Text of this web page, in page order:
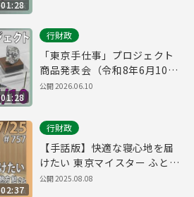
01:28
01:28
行財政
「東京手仕事」プロジェクト
商品発表会（令和8年6月10日
東京デイリーニュース
公開2026.06.10
02:37
行財政
【手話版】快適な寝心地を届
けたい 東京マイスター ふとん
職人 熱方勉さん（令和７年７
公開2025.08.08